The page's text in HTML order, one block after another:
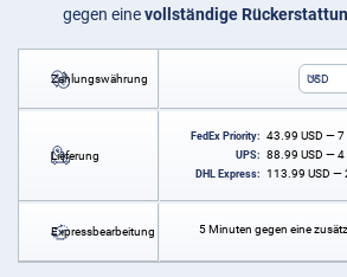
gegen einevollständige
Zahlungswährung USD
Lieferung
FedEx Priority: 43.99 USD — 7
UPS: 88.99 USD — 4
DHL Express: 113.99 USD —
Expressbearbeitung 5 Minuten gegen eine